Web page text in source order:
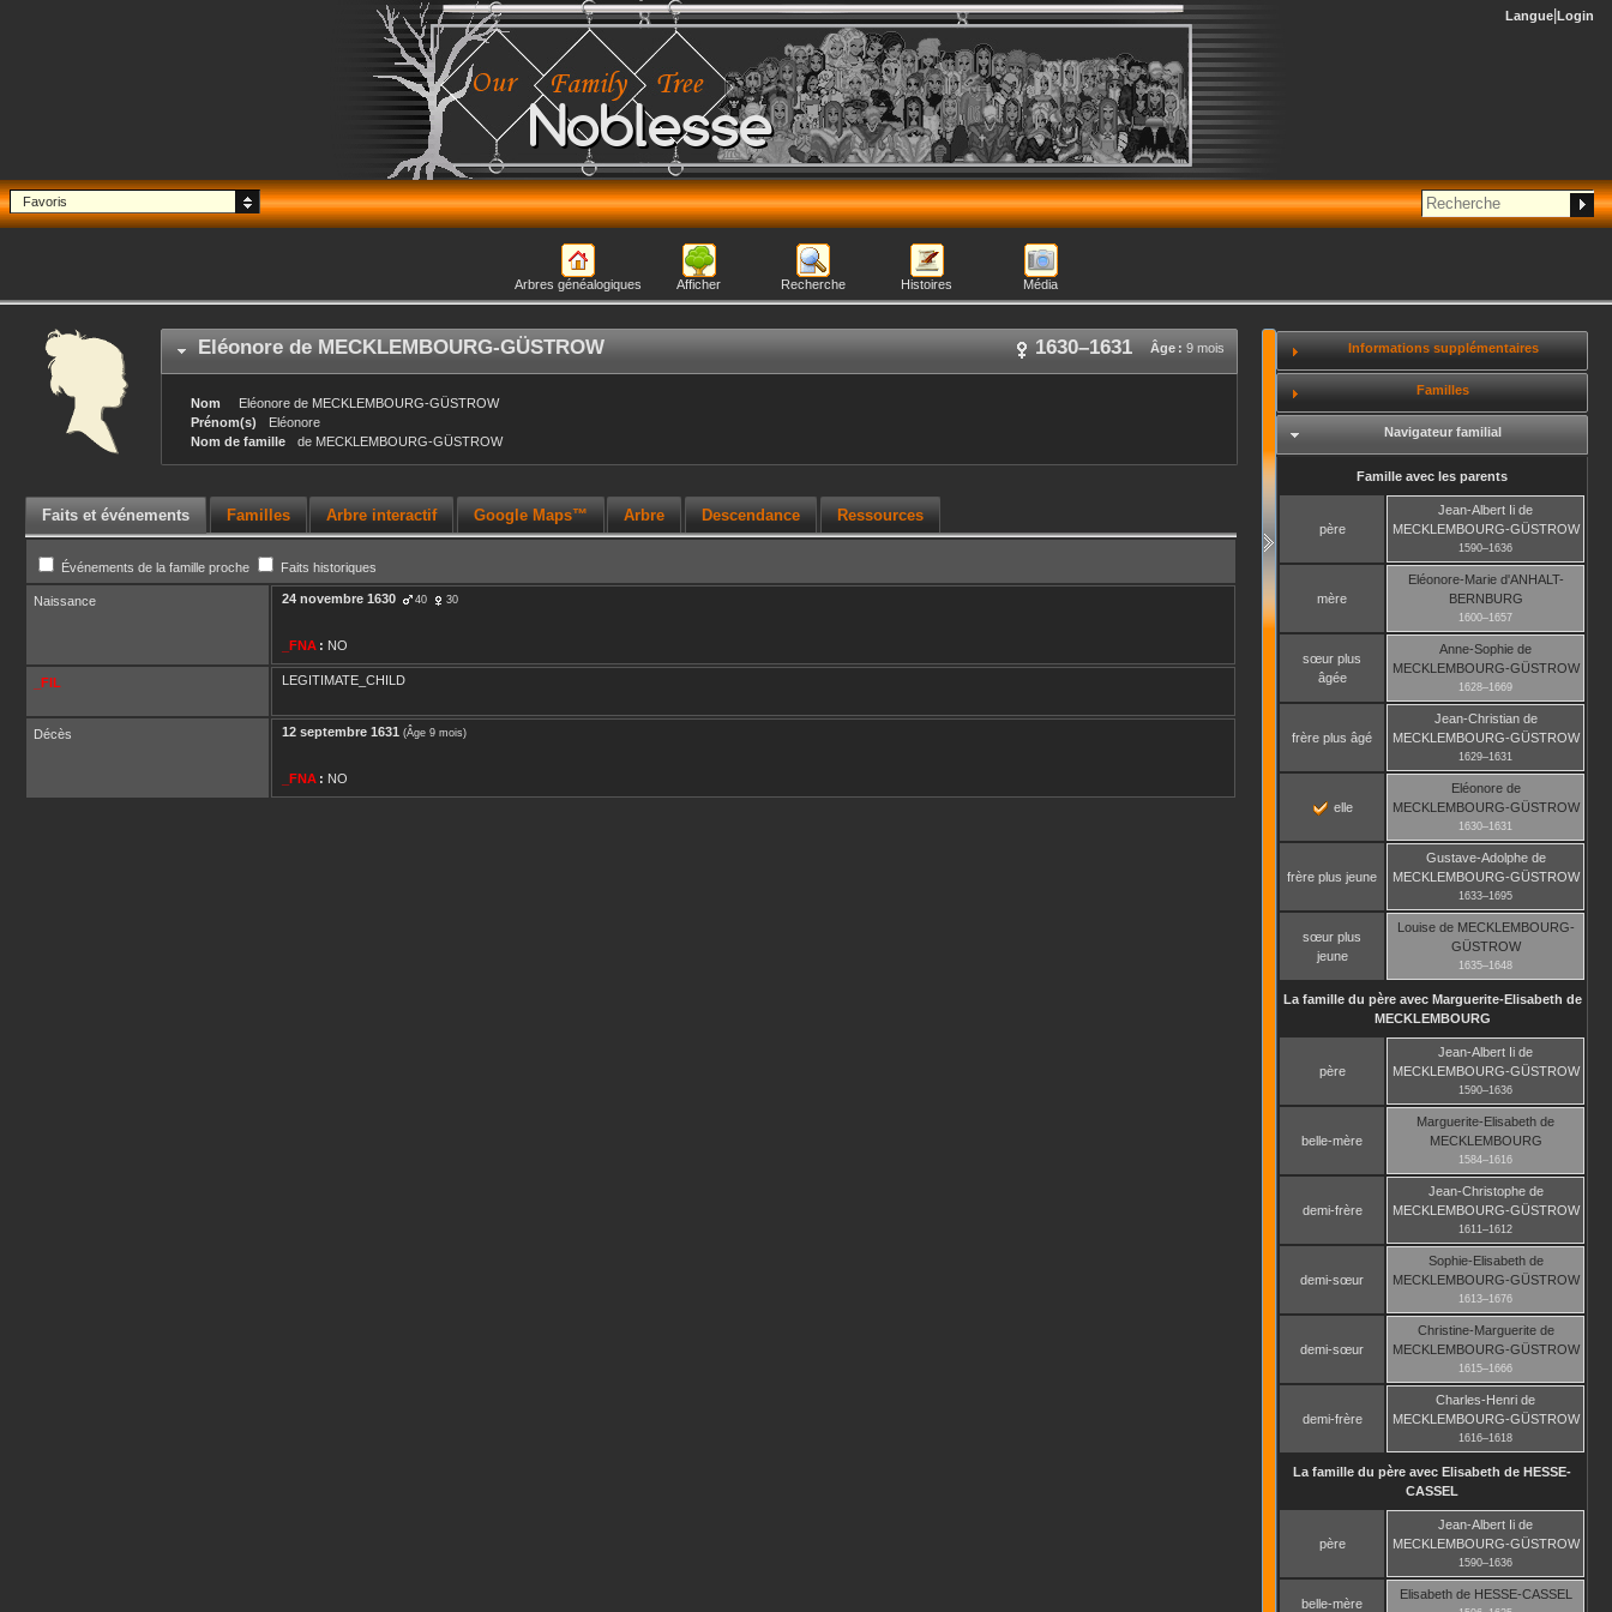
Noblesse
Langue Login
Favoris
Arbres généalogiques Afficher Recherche Histoires Média
Eléonore de MECKLEMBOURG-GÜSTROW Âge : 9 mois
1630–1631
Nom Eléonore de MECKLEMBOURG-GÜSTROW
Prénom(s)
Eléonore
Nom de famille
de MECKLEMBOURG-GÜSTROW
Faits et événements Familles Arbre interactif Google Maps™ Arbre Descendance Ressources
Événements de la famille proche Faits historiques
Naissance 24 novembre 1630 40 30
_FNA : NO
_FIL LEGITIMATE_CHILD
Décès 12 septembre 1631 (Âge 9 mois)
_FNA : NO
Informations supplémentaires
Familles
Navigateur familial
Famille avec les parents
père
Jean-Albert Ii de
MECKLEMBOURG-GÜSTROW
1590–1636
mère
Eléonore-Maried'ANHALT-
BERNBURG
1600–1657
sœur plus
âgée
Anne-Sophie de
MECKLEMBOURG-GÜSTROW
1628–1669
frère plus âgé
Jean-Christiande
MECKLEMBOURG-GÜSTROW
1629–1631
elle
Eléonorede
MECKLEMBOURG-GÜSTROW
1630–1631
frère plus jeune
Gustave-Adolphede
MECKLEMBOURG-GÜSTROW
1633–1695
sœur plus
jeune
Louisede MECKLEMBOURG-
GÜSTROW
1635–1648
La famille du père avec Marguerite-Elisabeth de
MECKLEMBOURG
père
Jean-Albert Ii de
MECKLEMBOURG-GÜSTROW
1590–1636
belle-mère
Marguerite-Elisabeth de
MECKLEMBOURG
1584–1616
demi-frère
Jean-Christophede
MECKLEMBOURG-GÜSTROW
1611–1612
demi-sœur
Sophie-Elisabethde
MECKLEMBOURG-GÜSTROW
1613–1676
demi-sœur
Christine-Margueritede
MECKLEMBOURG-GÜSTROW
1615–1666
demi-frère
Charles-Henri de
MECKLEMBOURG-GÜSTROW
1616–1618
La famille du père avec Elisabeth de HESSE-
CASSEL
père
Jean-Albert Ii de
MECKLEMBOURG-GÜSTROW
1590–1636
belle-mère
Elisabethde HESSE-CASSEL